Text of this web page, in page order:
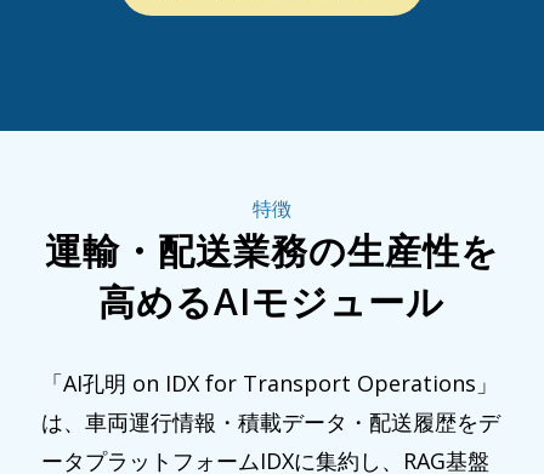
特徴
運輸・配送業務の生産性を
高めるAIモジュール
「AI孔明 on IDX for Transport Operations」
は、車両運行情報・積載データ・配送履歴をデ
ータプラットフォームIDXに集約し、RAG基盤